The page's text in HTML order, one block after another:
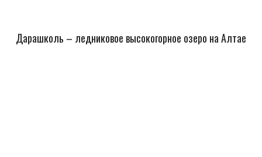
Дарашколь – ледниковое высокогорное озеро на Алтае